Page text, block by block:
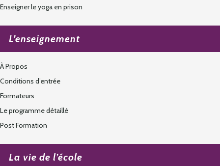
Enseigner le yoga en prison
L’enseignement
À Propos
Conditions d’entrée
Formateurs
Le programme détaillé
Post Formation
La vie de l’école